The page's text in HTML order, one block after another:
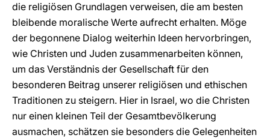
die religiösen Grundlagen verweisen, die am besten
bleibende moralische Werte aufrecht erhalten. Möge
der begonnene Dialog weiterhin Ideen hervorbringen,
wie Christen und Juden zusammenarbeiten können,
um das Verständnis der Gesellschaft für den
besonderen Beitrag unserer religiösen und ethischen
Traditionen zu steigern. Hier in Israel, wo die Christen
nur einen kleinen Teil der Gesamtbevölkerung
ausmachen, schätzen sie besonders die Gelegenheiten